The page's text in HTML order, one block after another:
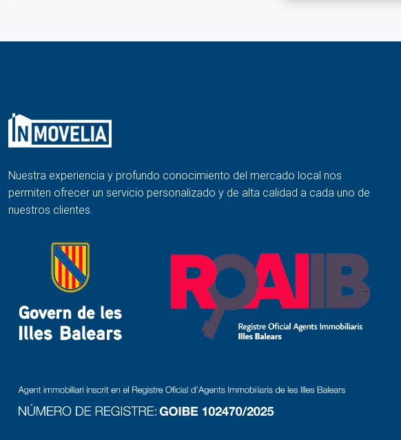
Nuestra experiencia y profundo conocimiento del mercado local nos
permiten ofrecer un servicio personalizado y de alta calidad a cada uno de
nuestros clientes.